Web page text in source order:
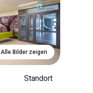
Alle Bilder zeigen
Standort